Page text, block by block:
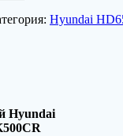
Hyundai
Hyundai